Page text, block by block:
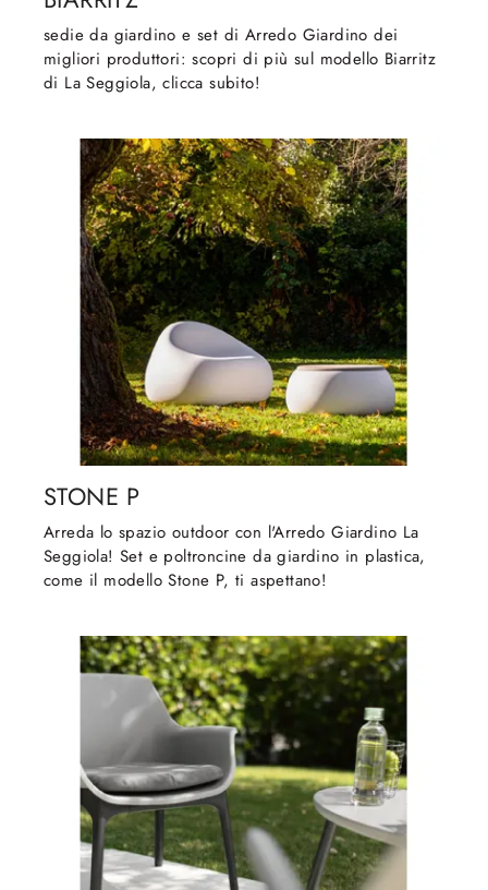
sedie da giardino e set di Arredo Giardino dei
migliori produttori: scopri di più sul modello Biarritz
di La Seggiola, clicca subito!
STONE P
Arreda lo spazio outdoor con l'Arredo Giardino La
Seggiola! Set e poltroncine da giardino in plastica,
come il modello Stone P, ti aspettano!